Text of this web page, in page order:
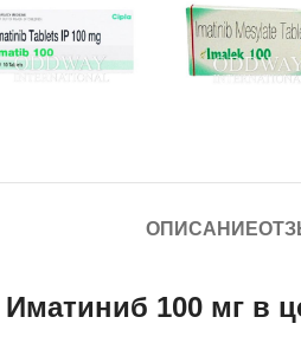
ОПИСАНИЕ
Иматиниб 100 мг в